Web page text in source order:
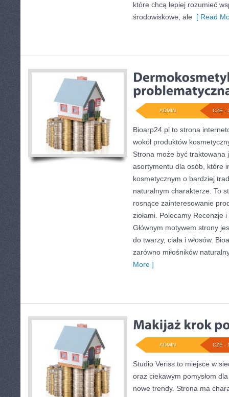
które chcą lepiej rozumieć
środowiskowe, ale [ Read
CZE -
ADMIN
Bioarp24.pl to strona
wokół produktów
Strona może być traktowana
asortymentu dla osób, które
kosmetycznym o bardziej
naturalnym charakterze. To
rosnące zainteresowanie
ziołami. Polecamy Recenzje
Głównym motywem strony
do twarzy, ciała i włosów.
zarówno miłośników
More ]
CZE -
ADMIN
Studio Veriss to miejsce w
oraz ciekawym pomysłom
nowe trendy. Strona ma